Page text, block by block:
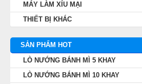
MÁY LÀM XÍU MẠI
THIẾT BỊ KHÁC
SẢN PHẨM HOT
LÒ NƯỚNG BÁNH MÌ 5 KHAY
LÒ NƯỚNG BÁNH MÌ 10 KHAY